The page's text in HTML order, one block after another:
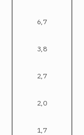
6,7
3,8
2,7
2,0
1,7